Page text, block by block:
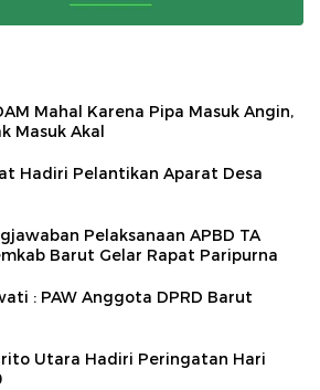
Mahal Karena Pipa Masuk Angin,
Masuk Akal
Hadiri Pelantikan Aparat Desa
Pelaksanaan APBD TA
Barut Gelar Rapat Paripurna
: PAW Anggota DPRD Barut
Utara Hadiri Peringatan Hari